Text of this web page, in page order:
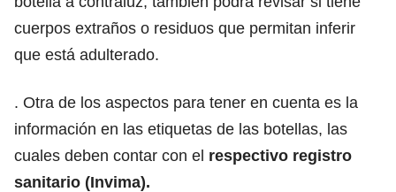
cuerpos extraños o residuos que permitan inferir
que está adulterado.
. Otra de los aspectos para tener en cuenta es la
información en las etiquetas de las botellas, las
cuales deben contar con el respectivo registro
sanitario (Invima).